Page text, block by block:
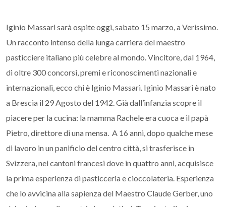
Iginio Massari sarà ospite oggi, sabato 15 marzo, a Verissimo.
Un racconto intenso della lunga carriera del maestro
pasticciere italiano più celebre al mondo. Vincitore, dal 1964,
di oltre 300 concorsi, premi e riconoscimenti nazionali e
internazionali, ecco chi è Iginio Massari. Iginio Massari è nato
a Brescia il 29 Agosto del 1942. Già dall’infanzia scopre il
piacere per la cucina: la mamma Rachele era cuoca e il papà
Pietro, direttore di una mensa. A 16 anni, dopo qualche mese
di lavoro in un panificio del centro città, si trasferisce in
Svizzera, nei cantoni francesi dove in quattro anni, acquisisce
la prima esperienza di pasticceria e cioccolateria. Esperienza
che lo avvicina alla sapienza del Maestro Claude Gerber, uno